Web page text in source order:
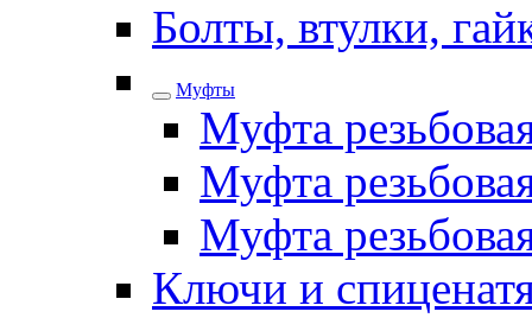
Болты, втулки,
Муфты
Муфта
Муфта
Муфта
Ключи и